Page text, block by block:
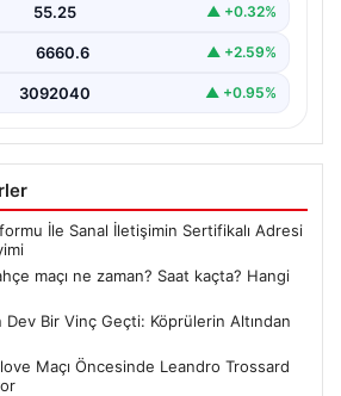
55.25 ▲ +0.32%
6660.6 ▲ +2.59%
3092040 ▲ +0.95%
İle Sanal İletişimin Sertifikalı Adresi
maçı ne zaman? Saat kaçta? Hangi
Dev Bir Vinç Geçti: Köprülerin Altından
Maçı Öncesinde Leandro Trossard